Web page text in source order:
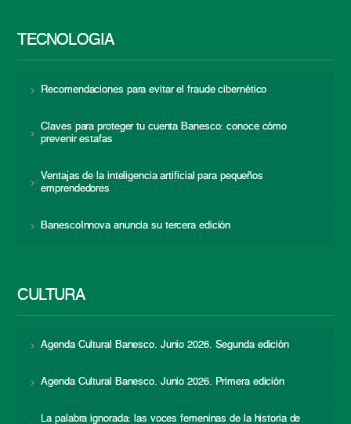
TECNOLOGÍA
Recomendaciones para evitar el fraude cibernético
Claves para proteger tu cuenta Banesco: conoce cómo
prevenir estafas
Ventajas de la inteligencia artificial para pequeños
emprendedores
BanescoInnova anuncia su tercera edición
CULTURA
Agenda Cultural Banesco. Junio 2026. Segunda edición
Agenda Cultural Banesco. Junio 2026. Primera edición
La palabra ignorada: las voces femeninas de la historia de